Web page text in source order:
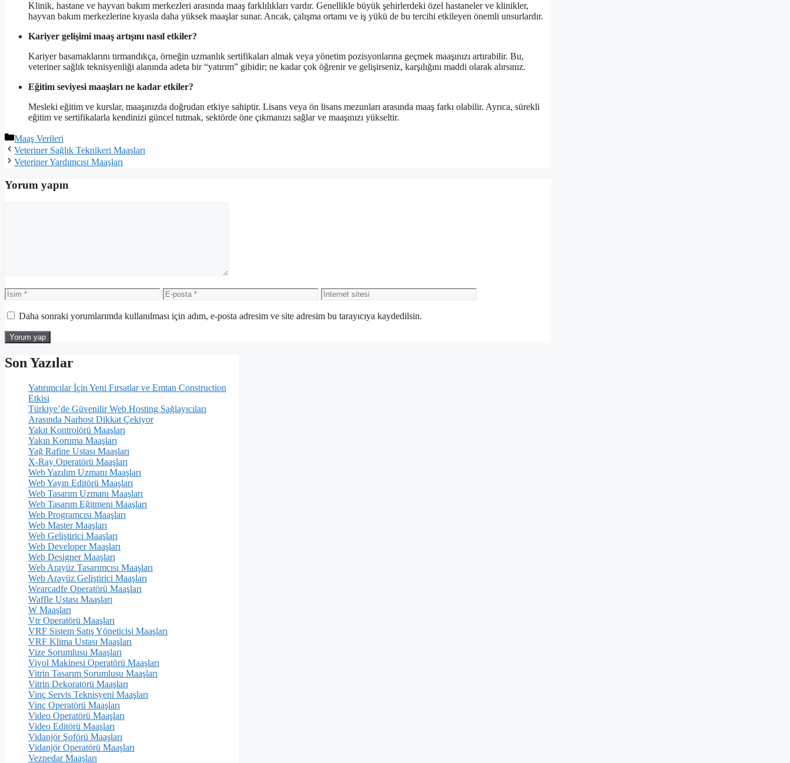
Klinik, hastane ve hayvan bakım merkezleri arasında maaş farklılıkları vardır. Genellikle büyük şehirlerdeki özel hastaneler ve klinikler,
hayvan bakım merkezlerine kıyasla daha yüksek maaşlar sunar. Ancak, çalışma ortamı ve iş yükü de bu tercihi etkileyen önemli unsurlardır.
Kariyer gelişimi maaş artışını nasıl etkiler?
Kariyer basamaklarını tırmandıkça, örneğin uzmanlık sertifikaları almak veya yönetim pozisyonlarına geçmek maaşınızı artırabilir. Bu,
veteriner sağlık teknisyenliği alanında adeta bir “yatırım” gibidir; ne kadar çok öğrenir ve gelişirseniz, karşılığını maddi olarak alırsınız.
Eğitim seviyesi maaşları ne kadar etkiler?
Mesleki eğitim ve kurslar, maaşınızda doğrudan etkiye sahiptir. Lisans veya ön lisans mezunları arasında maaş farkı olabilir. Ayrıca, sürekli
eğitim ve sertifikalarla kendinizi güncel tutmak, sektörde öne çıkmanızı sağlar ve maaşınızı yükseltir.
Kategoriler
Maaş Verileri
Veteriner Sağlık Teknikeri Maaşları
Veteriner Yardımcısı Maaşları
Yorum yapın
İsim
E-
posta
İnternet
sitesi
Daha sonraki yorumlarımda kullanılması için adım, e-posta adresim ve site adresim bu tarayıcıya kaydedilsin.
Son Yazılar
Yatırımcılar İçin Yeni Fırsatlar ve Emtan Construction
Etkisi
Türkiye’de Güvenilir Web Hosting Sağlayıcıları
Arasında Narhost Dikkat Çekiyor
Yakıt Kontrolörü Maaşları
Yakın Koruma Maaşları
Yağ Rafine Ustası Maaşları
X-Ray Operatörü Maaşları
Web Yazılım Uzmanı Maaşları
Web Yayın Editörü Maaşları
Web Tasarım Uzmanı Maaşları
Web Tasarım Eğitmeni Maaşları
Web Programcısı Maaşları
Web Master Maaşları
Web Geliştirici Maaşları
Web Developer Maaşları
Web Designer Maaşları
Web Arayüz Tasarımcısı Maaşları
Web Arayüz Geliştirici Maaşları
Wearcadfe Operatörü Maaşları
Waffle Ustası Maaşları
W Maaşları
Vtr Operatörü Maaşları
VRF Sistem Satış Yöneticisi Maaşları
VRF Klima Ustası Maaşları
Vize Sorumlusu Maaşları
Viyol Makinesi Operatörü Maaşları
Vitrin Tasarım Sorumlusu Maaşları
Vitrin Dekoratörü Maaşları
Vinç Servis Teknisyeni Maaşları
Vinç Operatörü Maaşları
Video Operatörü Maaşları
Video Editörü Maaşları
Vidanjör Şoförü Maaşları
Vidanjör Operatörü Maaşları
Veznedar Maaşları